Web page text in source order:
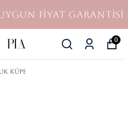
GARANTİSİ
0
KÜPE